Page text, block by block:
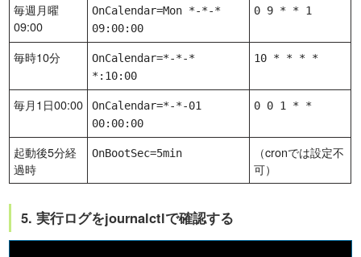
毎週月曜
09:00
OnCalendar=Mon *-*-*
09:00:00
0 9 * * 1
毎時10分
OnCalendar=*-*-*
*:10:00
10 * * * *
毎月1日00:00
OnCalendar=*-*-01
00:00:00
0 0 1 * *
起動後5分経
過時
OnBootSec=5min
（cronでは設定不
可）
5. 実行ログをjournalctlで確認する